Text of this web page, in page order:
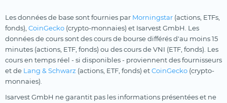
Les données de base sont fournies par Morningstar (actions, ETFs,
fonds), CoinGecko (crypto-monnaies) et Isarvest GmbH. Les
données de cours sont des cours de bourse différés d'au moins 15
minutes (actions, ETF, fonds) ou des cours de VNI (ETF, fonds). Les
cours en temps réel - si disponibles - proviennent des fournisseurs
et de Lang & Schwarz (actions, ETF, fonds) etCoinGecko (crypto-
monnaies).
Isarvest GmbH ne garantit pas les informations présentées et ne